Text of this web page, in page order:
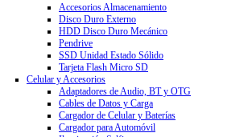
Accesorios Almacenamiento
Disco Duro Externo
HDD Disco Duro Mecánico
Pendrive
SSD Unidad Estado Sólido
Tarjeta Flash Micro SD
Celular y Accesorios
Adaptadores de Audio, BT y OTG
Cables de Datos y Carga
Cargador de Celular y Baterías
Cargador para Automóvil